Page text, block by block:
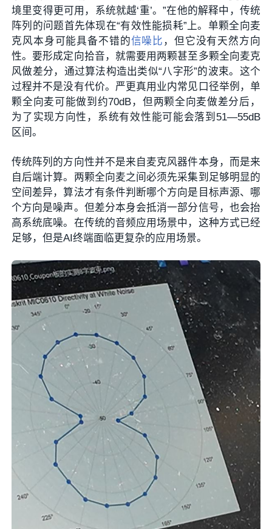
境里变得更可用，系统就越‘重’。”在他的解释中，传统
阵列的问题首先体现在“有效性能损耗”上。单颗全向麦
克风本身可能具备不错的信噪比 ，但它没有天然方向
性。要形成定向拾音，就需要用两颗甚至多颗全向麦克
风做差分，通过算法构造出类似“八字形”的波束。这个
过程并不是没有代价。严更真用业内常见口径举例，单
颗全向麦可能做到约70dB，但两颗全向麦做差分后，
为了实现方向性，系统有效性能可能会落到51—55dB
区间。
传统阵列的方向性并不是来自麦克风器件本身，而是来
自后端计算。两颗全向麦之间必须先采集到足够明显的
空间差异，算法才有条件判断哪个方向是目标声源、哪
个方向是噪声。但差分本身会抵消一部分信号，也会抬
高系统底噪。在传统的音频应用场景中，这种方式已经
足够，但是AI终端面临更复杂的应用场景。